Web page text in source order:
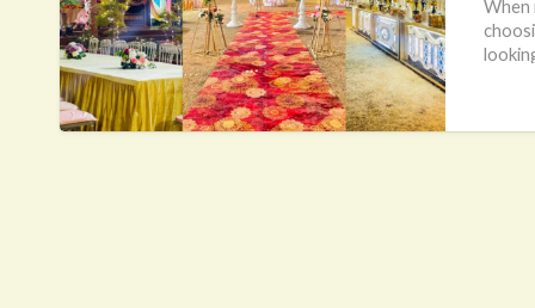
Lucknow
When